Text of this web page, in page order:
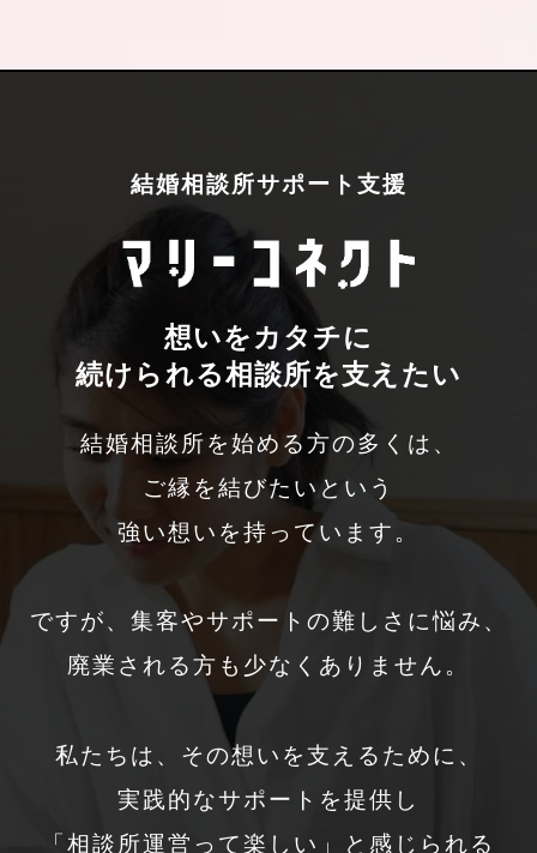
結婚相談所サポート支援
想いをカタチに
続けられる相談所を支えたい
結婚相談所を始める方の多くは、
ご縁を結びたいという
強い想いを持っています。
ですが、集客やサポートの難しさに悩み、
廃業される方も少なくありません。
私たちは、その想いを支えるために、
実践的なサポートを提供し
「相談所運営って楽しい」と感じられる